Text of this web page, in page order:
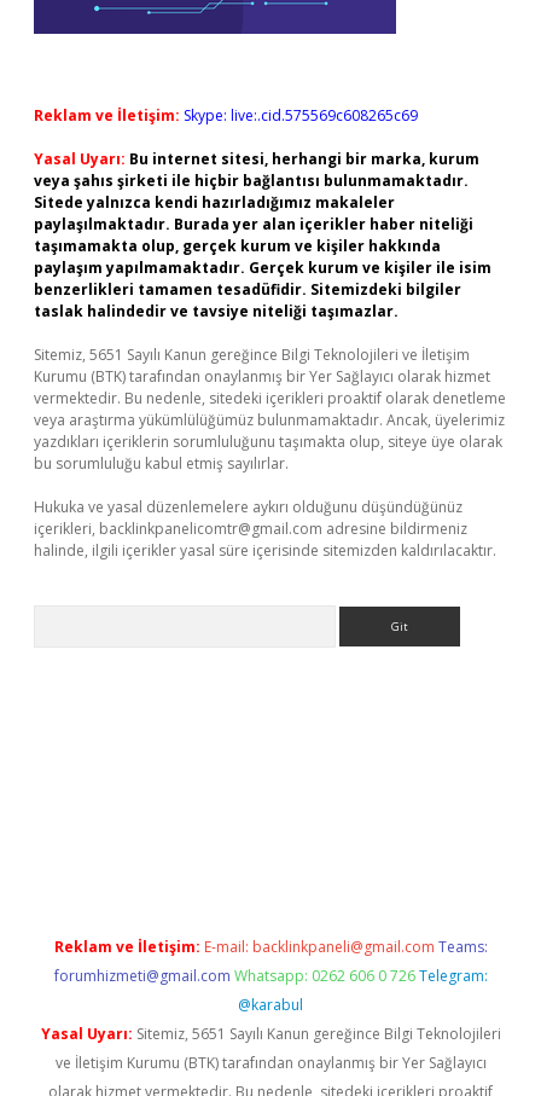
Reklam ve İletişim: Skype: live:.cid.575569c608265c69
Yasal Uyarı: Bu internet sitesi, herhangi bir marka, kurum
veya şahıs şirketi ile hiçbir bağlantısı bulunmamaktadır.
Sitede yalnızca kendi hazırladığımız makaleler
paylaşılmaktadır. Burada yer alan içerikler haber niteliği
taşımamakta olup, gerçek kurum ve kişiler hakkında
paylaşım yapılmamaktadır. Gerçek kurum ve kişiler ile isim
benzerlikleri tamamen tesadüfidir. Sitemizdeki bilgiler
taslak halindedir ve tavsiye niteliği taşımazlar.
Sitemiz, 5651 Sayılı Kanun gereğince Bilgi Teknolojileri ve İletişim
Kurumu (BTK) tarafından onaylanmış bir Yer Sağlayıcı olarak hizmet
vermektedir. Bu nedenle, sitedeki içerikleri proaktif olarak denetleme
veya araştırma yükümlülüğümüz bulunmamaktadır. Ancak, üyelerimiz
yazdıkları içeriklerin sorumluluğunu taşımakta olup, siteye üye olarak
bu sorumluluğu kabul etmiş sayılırlar.
Hukuka ve yasal düzenlemelere aykırı olduğunu düşündüğünüz
içerikleri, backlinkpanelicomtr@gmail.com adresine bildirmeniz
halinde, ilgili içerikler yasal süre içerisinde sitemizden kaldırılacaktır.
Reklam ve İletişim: E-mail: backlinkpaneli@gmail.com Teams:
forumhizmeti@gmail.com Whatsapp: 0262 606 0 726 Telegram:
@karabul
Yasal Uyarı: Sitemiz, 5651 Sayılı Kanun gereğince Bilgi Teknolojileri
ve İletişim Kurumu (BTK) tarafından onaylanmış bir Yer Sağlayıcı
olarak hizmet vermektedir. Bu nedenle, sitedeki içerikleri proaktif